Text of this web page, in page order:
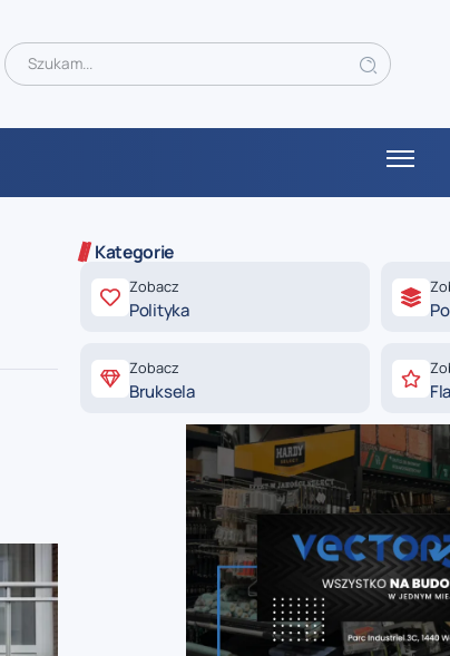
Kategorie
Zobacz
Polityka
Zobacz
Bruksela